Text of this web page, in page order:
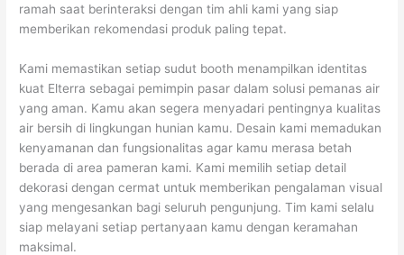
ramah saat berinteraksi dengan tim ahli kami yang siap
memberikan rekomendasi produk paling tepat.
Kami memastikan setiap sudut booth menampilkan identitas
kuat Elterra sebagai pemimpin pasar dalam solusi pemanas air
yang aman. Kamu akan segera menyadari pentingnya kualitas
air bersih di lingkungan hunian kamu. Desain kami memadukan
kenyamanan dan fungsionalitas agar kamu merasa betah
berada di area pameran kami. Kami memilih setiap detail
dekorasi dengan cermat untuk memberikan pengalaman visual
yang mengesankan bagi seluruh pengunjung. Tim kami selalu
siap melayani setiap pertanyaan kamu dengan keramahan
maksimal.